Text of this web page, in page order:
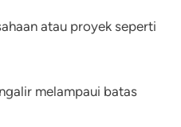
atau proyek seperti
melampaui batas